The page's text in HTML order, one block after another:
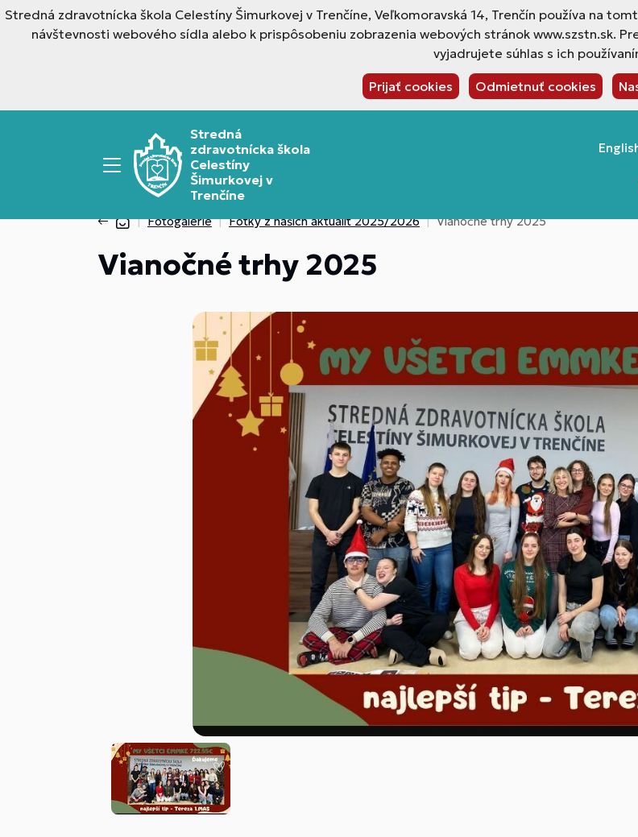
Stredná zdravotnícka škola Celestíny Šimurkovej v Trenčíne, Veľkomoravská 14, Trenčín používa na
návštevnosti webového sídla alebo k prispôsobeniu zobrazenia webových stránok www.szstn.sk.
vyjadrujete súhlas s ich
Prijať cookies Odmietnuť cookies
Stredná
zdravotnícka škola
Celestíny
Šimurkovej v
Trenčíne
Fotogalérie Fotky z našich aktualít 2025/2026 Vianočné trhy 2025
Vianočné trhy 2025